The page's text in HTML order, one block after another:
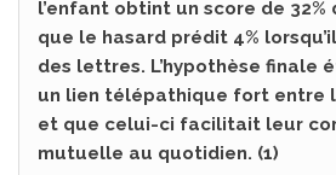
l’enfant obtint un score de
que le hasard prédit 4%
des lettres. L’hypothèse finale
un lien télépathique fort entre
et que celui-ci facilitait leur
mutuelle au quotidien. (1)